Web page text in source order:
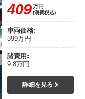
409万円
(消費税込)
車両価格:
399万円
諸費用:
9.8万円
詳細を見る